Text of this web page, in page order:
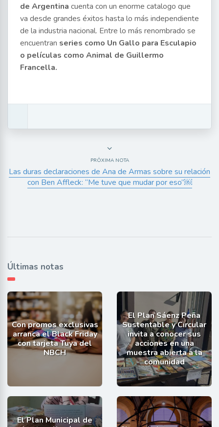
de Argentina cuenta con un enorme catalogo que
va desde grandes éxitos hasta lo más independiente
de la industria nacional. Entre lo más renombrado se
encuentran series como Un Gallo para Esculapio
o películas como Animal de Guillermo
Francella.
PRÓXIMA NOTA
Las duras declaraciones de Ana de Armas sobre su relación
con Ben Affleck: “Me tuve que mudar por eso”￼
Últimas notas
Con promos exclusivas
arranca el Black Friday
con tarjeta Tuya del
NBCH
El Plan Sáenz Peña
Sustentable y Circular
invita a conocer sus
acciones en una
muestra abierta a la
comunidad
El Plan Municipal de